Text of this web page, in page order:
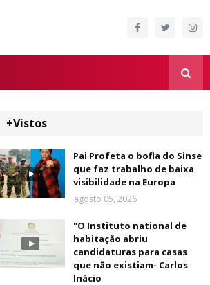
+Vistos
Pai Profeta o bofia do Sinse
que faz trabalho de baixa
visibilidade na Europa
agosto 05, 2026
"O Instituto national de
habitação abriu
candidaturas para casas
que não existiam- Carlos
Inácio